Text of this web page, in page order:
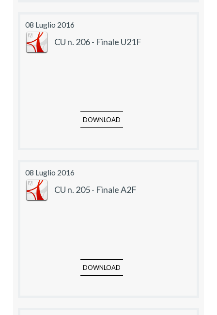
08 Luglio 2016
CU n. 206 - Finale U21F
DOWNLOAD
08 Luglio 2016
CU n. 205 - Finale A2F
DOWNLOAD